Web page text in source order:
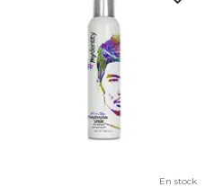
En stock